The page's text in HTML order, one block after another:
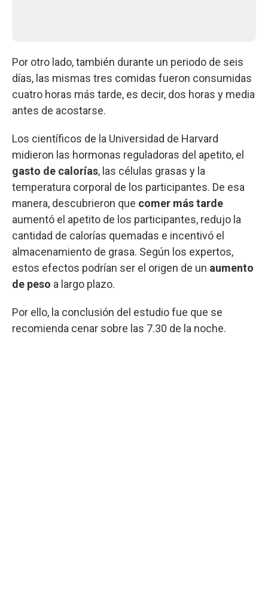
Por otro lado, también durante un periodo de seis
días, las mismas tres comidas fueron consumidas
cuatro horas más tarde, es decir, dos horas y media
antes de acostarse.
Los científicos de la Universidad de Harvard
midieron las hormonas reguladoras del apetito, el
gasto de calorías, las células grasas y la
temperatura corporal de los participantes. De esa
manera, descubrieron que comer más tarde
aumentó el apetito de los participantes, redujo la
cantidad de calorías quemadas e incentivó el
almacenamiento de grasa. Según los expertos,
estos efectos podrían ser el origen de un aumento
de peso a largo plazo.
Por ello, la conclusión del estudio fue que se
recomienda cenar sobre las 7.30 de la noche.